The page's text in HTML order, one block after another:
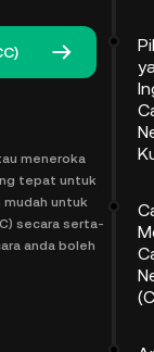
meneroka
tepat untuk
mudah untuk
secara serta-
anda boleh